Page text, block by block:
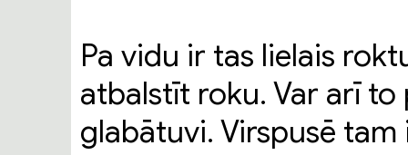
Pa vidu ir tas lielais
atbalstīt roku. Var arī
glabātuvi. Virspusē